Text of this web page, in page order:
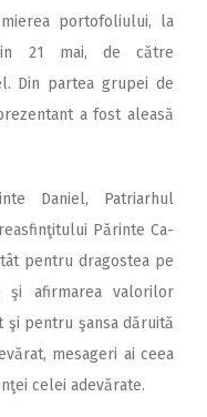
portofoliului, la
21 mai, de către
Din partea grupei de
a fost aleasă
Daniel, Patriarhul
Părinte Ca­
pentru dragostea pe
şi afirmarea valorilor
şi pentru şansa dăruită
mesageri ai ceea
celei adevărate.